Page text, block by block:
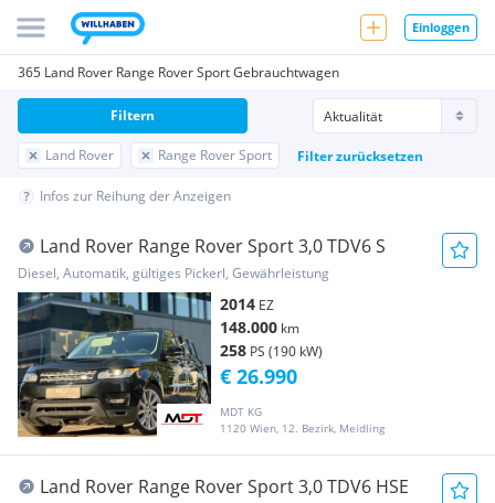
Einloggen
365 Land Rover Range Rover Sport Gebrauchtwagen
Land Rover Range Rover Sport Filter zurücksetzen
Filtern
Infos zur Reihung der Anzeigen
Land Rover Range Rover Sport 3,0 TDV6 S
Diesel, Automatik, gültiges Pickerl, Gewährleistung
2014 EZ
148.000 km
258 PS (190 kW)
MDT KG
1120 Wien, 12. Bezirk, Meidling
€ 26.990
Land Rover Range Rover Sport 3,0 TDV6 HSE